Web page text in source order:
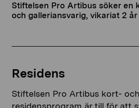
Stiftelsen Pro Artibus söker en
och galleriansvarig, vikariat 2 år
Residens
Stiftelsen Pro Artibus kort-